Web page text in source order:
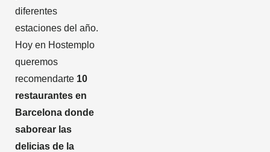
diferentes
estaciones del año.
Hoy en Hostemplo
queremos
recomendarte 10
restaurantes en
Barcelona donde
saborear las
delicias de la